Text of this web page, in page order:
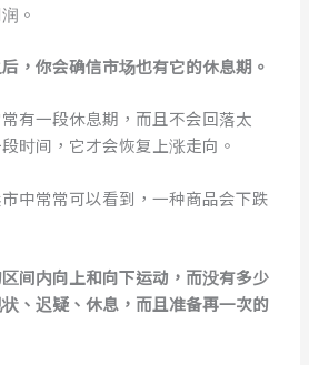
。
，你会确信市场也有它的休息期。
有一段休息期，而且不会回落太
时间，它才会恢复上涨走向。
中常常可以看到，一种商品会下跌
间内向上和向下运动，而没有多少
、迟疑、休息，而且准备再一次的